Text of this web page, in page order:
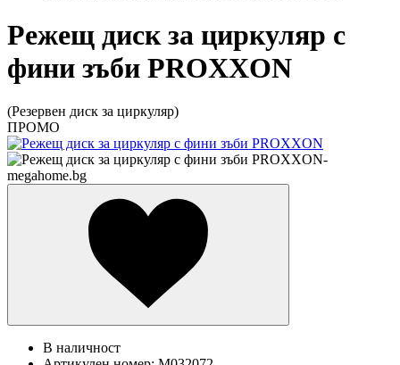
Режещ диск за циркуляр с
фини зъби PROXXON
(Резервен диск за циркуляр)
ПРОМО
В наличност